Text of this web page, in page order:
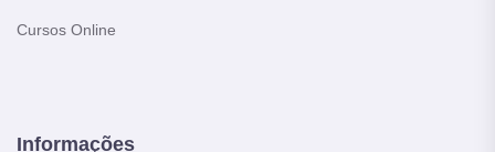
Cursos Online
Informações